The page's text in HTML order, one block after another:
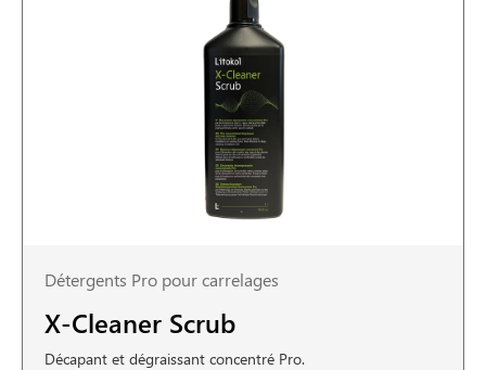
Détergents Pro pour carrelages
X-Cleaner Scrub
Décapant et dégraissant concentré Pro.